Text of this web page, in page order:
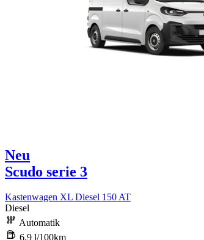
Neu
Scudo serie 3
Kastenwagen XL Diesel 150 AT
Diesel
Automatik
6,9 l/100km